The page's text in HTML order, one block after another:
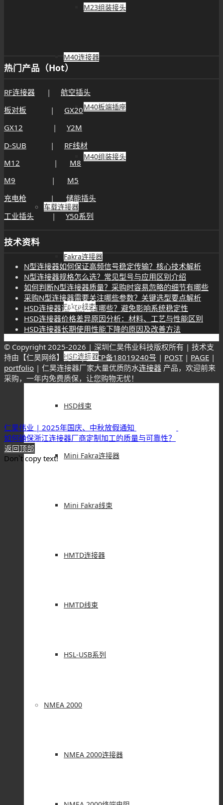
M23组装接头
M40连接器
M40板端插座
M40组装接头
车载连接器
Fakra连接器
Fakra线束
HSD连接器
HSD线束
Mini Fakra连接器
Mini Fakra线束
HMTD连接器
HMTD线束
HSL-USB系列
NMEA 2000
NMEA 2000连接器
热门产品（Hot）
RF连接器 | 航空插头
板对板 | GX20
GX12 | Y2M
D-SUB | RF线材
M12 | M8
M9 | M5
充电枪 | 储能插头
工业插头 | Y50系列
技术资料
N型连接器如何保证高频信号稳定传输？核心技术解析
N型连接器规格怎么选？常见型号与应用区别介绍
如何判断N型连接器质量？采购时容易忽略的细节有哪些
采购N型连接器需要关注哪些参数？关键选型要点解析
HSD连接器选型误区有哪些？避免影响系统稳定性
HSD连接器价格差异原因分析：材料、工艺与性能区别
HSD连接器长期使用性能下降的原因及改善方法
© Copyright 2025-2026 | 深圳仁昊伟业科技版权所有 | 技术支
持由【仁昊网络】提供 |粤ICP备18019240号 | POST| PAGE |
portfolio | 仁昊连接器厂家大量优质防水连接器 产品，欢迎前来
采购，一年内免费质保，让您购物无忧！
仁昊伟业 | 2025年国庆、中秋放假通知
如何确保浙江连接器厂商定制加工的质量与可靠性？
返回顶部
Don`t copy text!